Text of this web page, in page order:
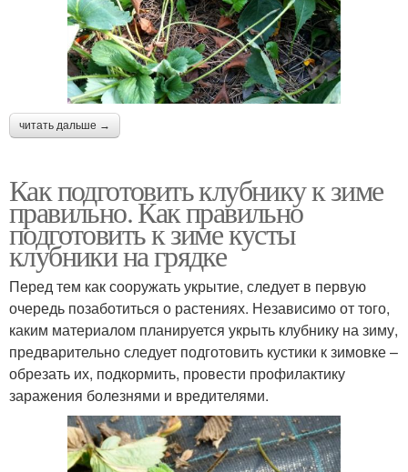
читать дальше →
Как подготовить клубнику к зиме
правильно. Как правильно
подготовить к зиме кусты
клубники на грядке
Перед тем как сооружать укрытие, следует в первую
очередь позаботиться о растениях. Независимо от того,
каким материалом планируется укрыть клубнику на зиму,
предварительно следует подготовить кустики к зимовке –
обрезать их, подкормить, провести профилактику
заражения болезнями и вредителями.